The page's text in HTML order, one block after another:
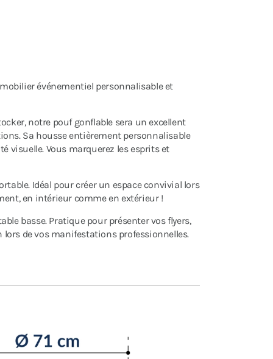
événementiel personnalisable et
notre pouf gonflable sera un excellent
Sa housse entièrement personnalisable
visuelle. Vous marquerez les esprits et
Idéal pour créer un espace convivial lors
en intérieur comme en extérieur !
basse. Pratique pour présenter vos flyers,
de vos manifestations professionnelles.